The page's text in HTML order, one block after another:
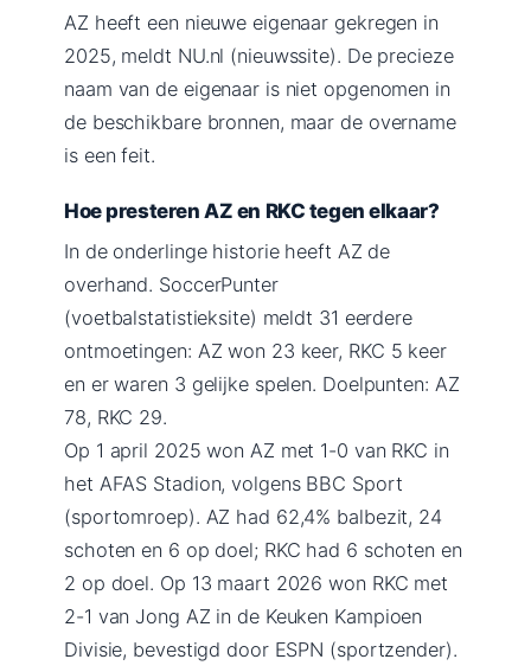
AZ heeft een nieuwe eigenaar gekregen in
2025, meldt NU.nl (nieuwssite). De precieze
naam van de eigenaar is niet opgenomen in
de beschikbare bronnen, maar de overname
is een feit.
Hoe presteren AZ en RKC tegen elkaar?
In de onderlinge historie heeft AZ de
overhand. SoccerPunter
(voetbalstatistieksite) meldt 31 eerdere
ontmoetingen: AZ won 23 keer, RKC 5 keer
en er waren 3 gelijke spelen. Doelpunten: AZ
78, RKC 29.
Op 1 april 2025 won AZ met 1-0 van RKC in
het AFAS Stadion, volgens BBC Sport
(sportomroep). AZ had 62,4% balbezit, 24
schoten en 6 op doel; RKC had 6 schoten en
2 op doel. Op 13 maart 2026 won RKC met
2-1 van Jong AZ in de Keuken Kampioen
Divisie, bevestigd door ESPN (sportzender).